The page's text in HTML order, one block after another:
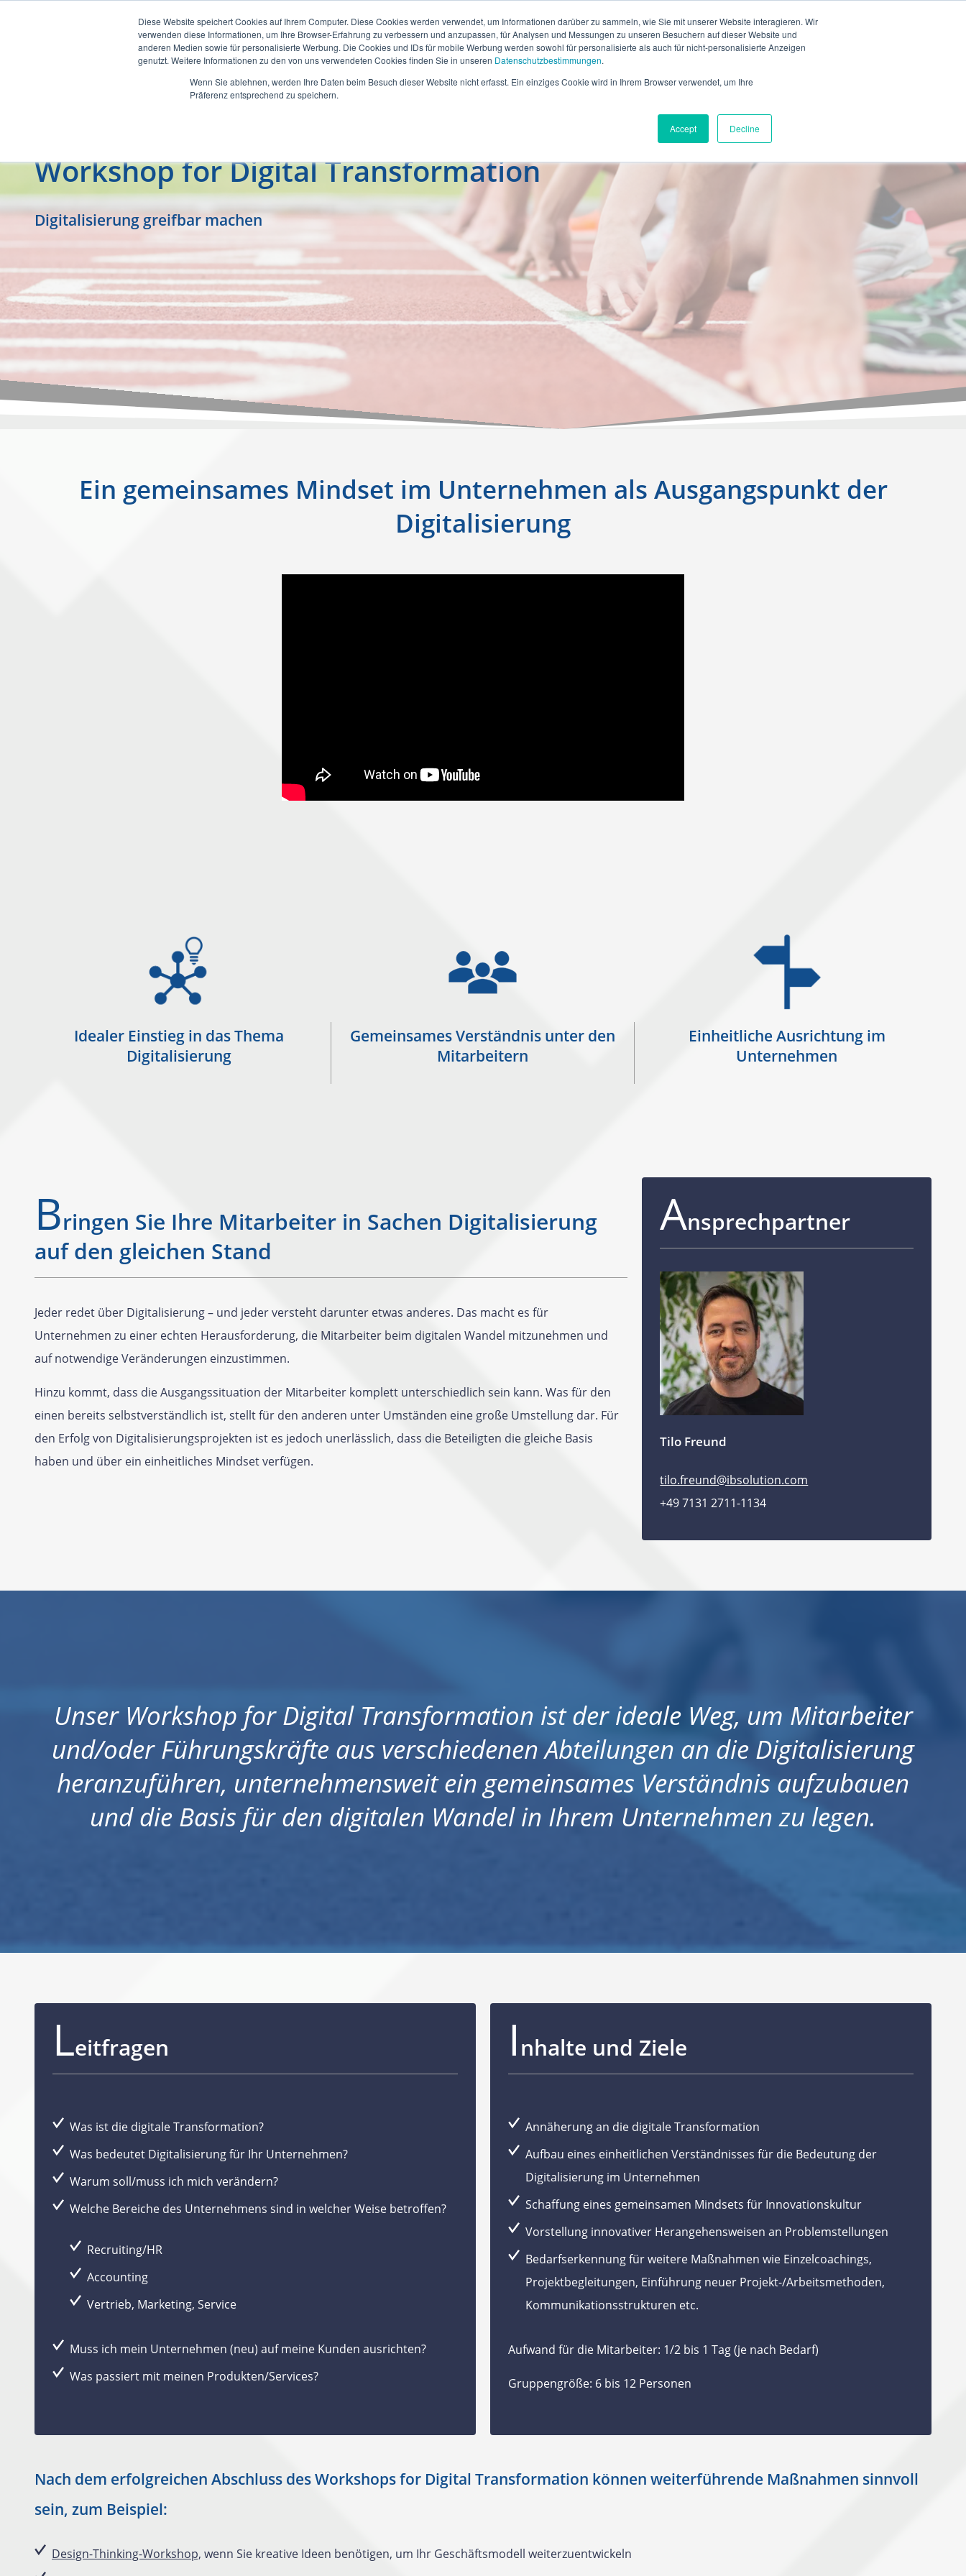
Diese Website speichert Cookies auf Ihrem Computer. Diese Cookies werden verwendet, um Informationen darüber zu sammeln, wie Sie mit unserer Website interagieren. Wir
verwenden diese Informationen, um Ihre Browser-Erfahrung zu verbessern und anzupassen, für Analysen und Messungen zu unseren Besuchern auf dieser Website und
anderen Medien sowie für personalisierte Werbung. Die Cookies und IDs für mobile Werbung werden sowohl für personalisierte als auch für nicht-personalisierte Anzeigen
genutzt. Weitere Informationen zu den von uns verwendeten Cookies finden Sie in unseren Datenschutzbestimmungen.
Wenn Sie ablehnen, werden Ihre Daten beim Besuch dieser Website nicht erfasst. Ein einziges Cookie wird in Ihrem Browser verwendet, um Ihre
Präferenz entsprechend zu speichern.
Accept Decline
Workshop for Digital Transformation
Digitalisierung greifbar machen
Ein gemeinsames Mindset im Unternehmen als Ausgangspunkt der
Digitalisierung
Idealer Einstieg in das Thema
Digitalisierung
Gemeinsames Verständnis unter den
Mitarbeitern
Einheitliche Ausrichtung im
Unternehmen
Bringen Sie Ihre Mitarbeiter in Sachen Digitalisierung
auf den gleichen Stand
Jeder redet über Digitalisierung – und jeder versteht darunter etwas anderes. Das macht es für
Unternehmen zu einer echten Herausforderung, die Mitarbeiter beim digitalen Wandel mitzunehmen und
auf notwendige Veränderungen einzustimmen.
Hinzu kommt, dass die Ausgangssituation der Mitarbeiter komplett unterschiedlich sein kann. Was für den
einen bereits selbstverständlich ist, stellt für den anderen unter Umständen eine große Umstellung dar. Für
den Erfolg von Digitalisierungsprojekten ist es jedoch unerlässlich, dass die Beteiligten die gleiche Basis
haben und über ein einheitliches Mindset verfügen.
Ansprechpartner
Tilo Freund
tilo.freund@ibsolution.com
+49 7131 2711-1134
Unser Workshop for Digital Transformation ist der ideale Weg, um Mitarbeiter
und/oder Führungskräfte aus verschiedenen Abteilungen an die Digitalisierung
heranzuführen, unternehmensweit ein gemeinsames Verständnis aufzubauen
und die Basis für den digitalen Wandel in Ihrem Unternehmen zu legen.
Leitfragen
Was ist die digitale Transformation?
Was bedeutet Digitalisierung für Ihr Unternehmen?
Warum soll/muss ich mich verändern?
Welche Bereiche des Unternehmens sind in welcher Weise betroffen?
Recruiting/HR
Accounting
Vertrieb, Marketing, Service
Muss ich mein Unternehmen (neu) auf meine Kunden ausrichten?
Was passiert mit meinen Produkten/Services?
Inhalte und Ziele
Annäherung an die digitale Transformation
Aufbau eines einheitlichen Verständnisses für die Bedeutung der
Digitalisierung im Unternehmen
Schaffung eines gemeinsamen Mindsets für Innovationskultur
Vorstellung innovativer Herangehensweisen an Problemstellungen
Bedarfserkennung für weitere Maßnahmen wie Einzelcoachings,
Projektbegleitungen, Einführung neuer Projekt-/Arbeitsmethoden,
Kommunikationsstrukturen etc.
Aufwand für die Mitarbeiter: 1/2 bis 1 Tag (je nach Bedarf)
Gruppengröße: 6 bis 12 Personen
Nach dem erfolgreichen Abschluss des Workshops for Digital Transformation können weiterführende Maßnahmen sinnvoll
sein, zum Beispiel:
Design-Thinking-Workshop, wenn Sie kreative Ideen benötigen, um Ihr Geschäftsmodell weiterzuentwickeln